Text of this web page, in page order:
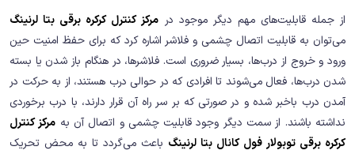
از جمله قابلیت‌های مهم دیگر موجود در مرکز کنترل کرکره برقی بتا لرنینگ
می‌توان به قابلیت اتصال چشمی و فلاشر اشاره کرد که برای حفظ امنیت حین
ورود و خروج از درب‌ها، بسیار ضروری است. فلاشرها، در هنگام باز شدن یا بسته
شدن درب‌ها، فعال می‌شوند تا افرادی که در حوالی درب هستند، از به حرکت در
آمدن درب باخبر شده و در صورتی که بر سر راه آن قرار دارند، با درب برخوردی
نداشته باشند. از سمت دیگر وجود قابلیت چشمی و اتصال آن به مرکز کنترل
کرکره برقی توبولار فول کانال بتا لرنینگ باعث می‌گردد تا به محض تحریک